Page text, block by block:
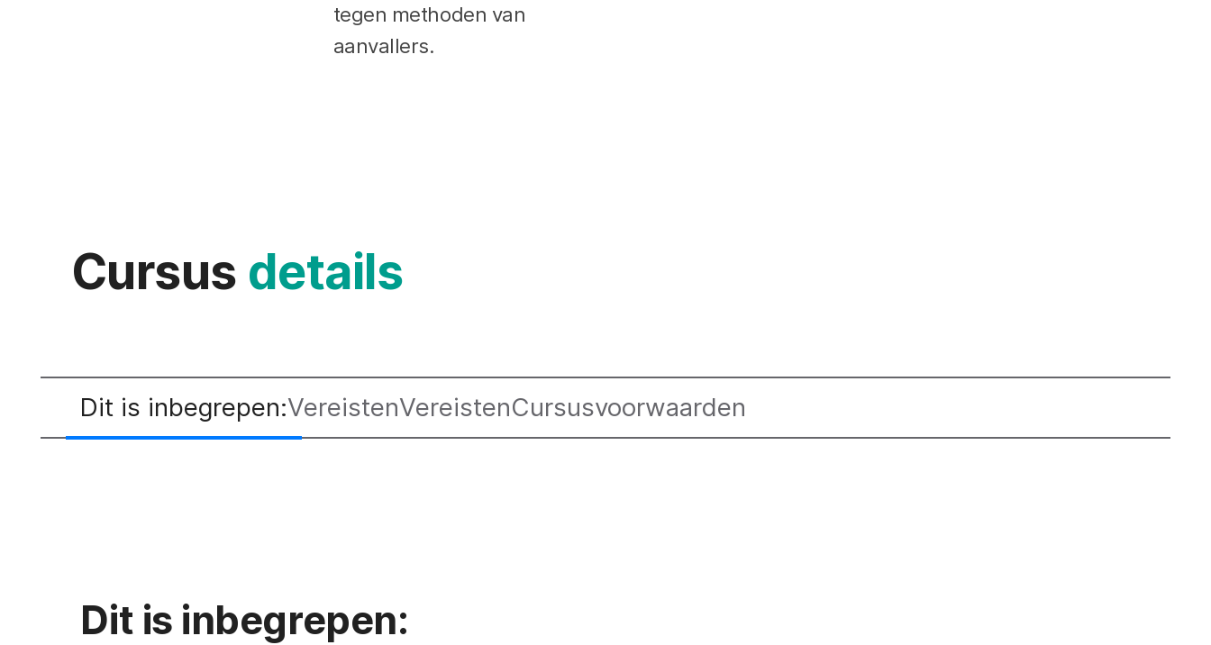
tegen methoden van
aanvallers.
Cursus details
Dit is inbegrepen:VereistenVereistenCursusvoorwaarden
Dit is inbegrepen: